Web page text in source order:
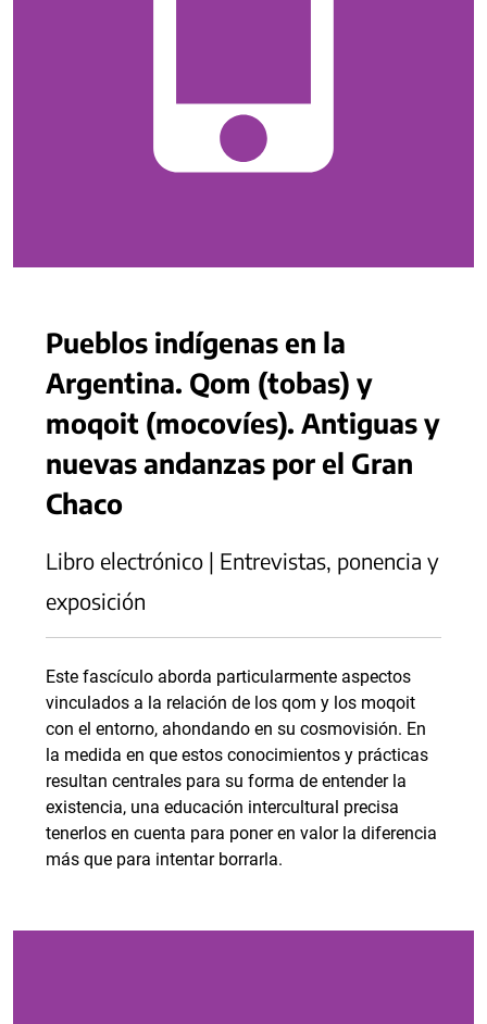
Pueblos indígenas en la
Argentina. Qom (tobas) y
moqoit (mocovíes). Antiguas y
nuevas andanzas por el Gran
Chaco
Libro electrónico | Entrevistas, ponencia y
exposición
Este fascículo aborda particularmente aspectos
vinculados a la relación de los qom y los moqoit
con el entorno, ahondando en su cosmovisión. En
la medida en que estos conocimientos y prácticas
resultan centrales para su forma de entender la
existencia, una educación intercultural precisa
tenerlos en cuenta para poner en valor la diferencia
más que para intentar borrarla.